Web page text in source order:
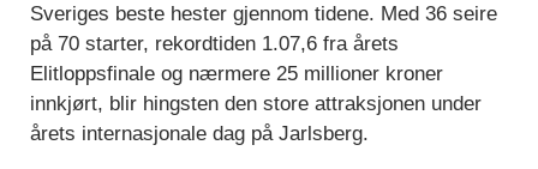
Sveriges beste hester gjennom tidene. Med 36 seire
på 70 starter, rekordtiden 1.07,6 fra årets
Elitloppsfinale og nærmere 25 millioner kroner
innkjørt, blir hingsten den store attraksjonen under
årets internasjonale dag på Jarlsberg.